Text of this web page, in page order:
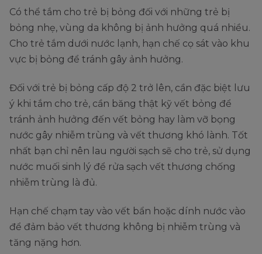
Có thể tắm cho trẻ bị bỏng đối với những trẻ bị
bỏng nhẹ, vùng da không bị ảnh hưởng quá nhiều.
Cho trẻ tắm dưới nước lạnh, hạn chế cọ sát vào khu
vực bị bỏng để tránh gây ảnh hưởng.
Đối với trẻ bị bỏng cấp độ 2 trở lên, cần đặc biệt lưu
ý khi tắm cho trẻ, cần băng thật kỹ vết bỏng để
tránh ảnh hưởng đến vết bỏng hay làm vỡ bọng
nước gây nhiễm trùng và vết thương khó lành. Tốt
nhất bạn chỉ nên lau người sạch sẽ cho trẻ, sử dụng
nước muối sinh lý để rửa sạch vết thương chống
nhiễm trùng là đủ.
Hạn chế chạm tay vào vết bẩn hoặc dính nước vào
để đảm bảo vết thương không bị nhiễm trùng và
tăng nặng hơn.